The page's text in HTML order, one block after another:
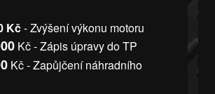
Kč- Zvýšení výkonu motoru
Kč - Zápis úpravy do TP
Kč - Zapůjčení náhradního